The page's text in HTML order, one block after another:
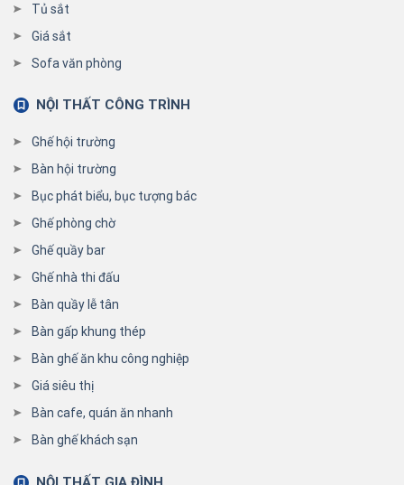
Tủ sắt
Giá sắt
Sofa văn phòng
NỘI THẤT CÔNG TRÌNH
Ghế hội trường
Bàn hội trường
Bục phát biểu, bục tượng bác
Ghế phòng chờ
Ghế quầy bar
Ghế nhà thi đấu
Bàn quầy lễ tân
Bàn gấp khung thép
Bàn ghế ăn khu công nghiệp
Giá siêu thị
Bàn cafe, quán ăn nhanh
Bàn ghế khách sạn